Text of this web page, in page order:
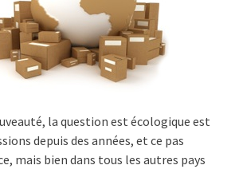
la question est écologique est
depuis des années, et ce pas
mais bien dans tous les autres pays